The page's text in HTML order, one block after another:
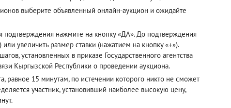
выберите объявленный онлайн-аукцион и ожидайте
подтверждения нажмите на кнопку «ДА». До подтверждения
увеличить размер ставки (нажатием на кнопку «+»).
установленных в приказе Государственного агентства
Кыргызской Республики о проведении аукциона.
равное 15 минутам, по истечении которого никто не сможет
участник, установивший наиболее высокую цену,